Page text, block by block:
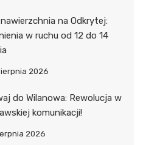
na Odkrytej:
w ruchu od 12 do 14
2026
do Wilanowa: Rewolucja w
komunikacji!
2026